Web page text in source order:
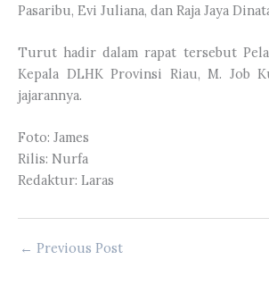
Pasaribu, Evi Juliana, dan Raja Jaya
Turut hadir dalam rapat tersebut
Kepala DLHK Provinsi Riau, M. Job
jajarannya.
Foto: James
Rilis: Nurfa
Redaktur: Laras
← Previous Post